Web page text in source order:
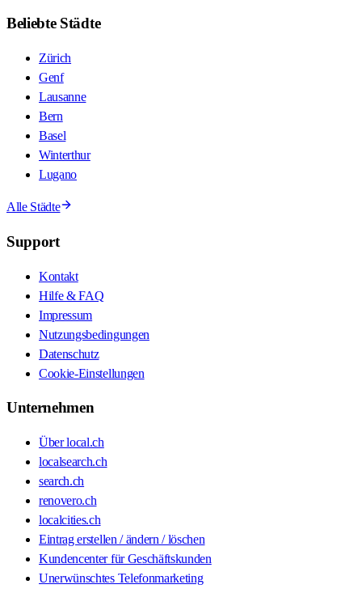
Beliebte Städte
Zürich
Genf
Lausanne
Bern
Basel
Winterthur
Lugano
Alle Städte
Support
Kontakt
Hilfe & FAQ
Impressum
Nutzungsbedingungen
Datenschutz
Cookie-Einstellungen
Unternehmen
Über local.ch
localsearch.ch
search.ch
renovero.ch
localcities.ch
Eintrag erstellen / ändern / löschen
Kundencenter für Geschäftskunden
Unerwünschtes Telefonmarketing